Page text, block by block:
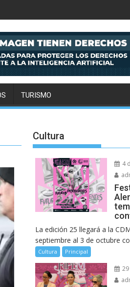
TURISMO
Cultura
4
La edición 25 llegará a la
septiembre al 3 de octubre
Cultura Principal